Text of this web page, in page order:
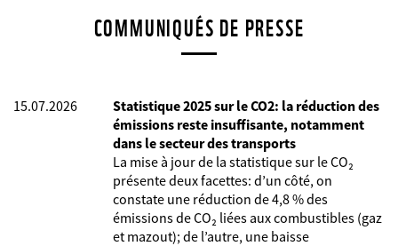
COMMUNIQUÉS DE PRESSE
15.07.2026
Statistique 2025 sur le CO2: la réduction des
émissions reste insuffisante, notamment
dans le secteur des transports
La mise à jour de la statistique sur le CO₂
présente deux facettes: d’un côté, on
constate une réduction de 4,8 % des
émissions de CO₂ liées aux combustibles (gaz
et mazout); de l’autre, une baisse